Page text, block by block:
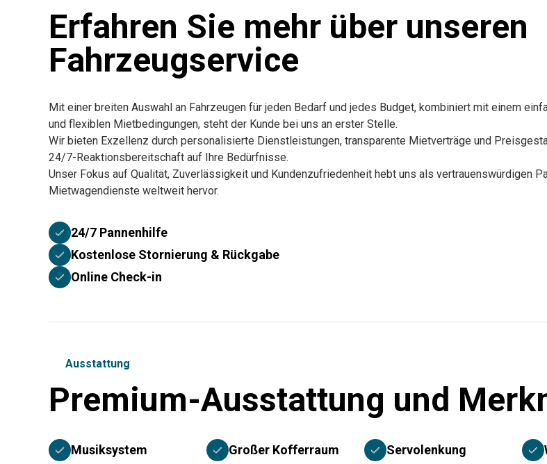
Erfahren Sie mehr über unseren
Fahrzeugservice
Mit einer breiten Auswahl an Fahrzeugen für jeden Bedarf und jedes Budget, kombiniert mit einem
und flexiblen Mietbedingungen, steht der Kunde bei uns an erster Stelle.
Wir bieten Exzellenz durch personalisierte Dienstleistungen, transparente Mietverträge und
24/7-Reaktionsbereitschaft auf Ihre Bedürfnisse.
Unser Fokus auf Qualität, Zuverlässigkeit und Kundenzufriedenheit hebt uns als vertrauenswürdigen
Mietwagendienste weltweit hervor.
24/7 Pannenhilfe
Kostenlose Stornierung & Rückgabe
Online Check-in
Ausstattung
Premium-Ausstattung und
Musiksystem Großer Kofferraum Servolenkung